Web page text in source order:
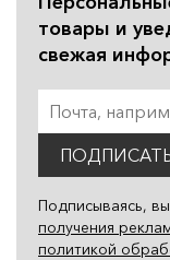
товары и
свежая
Подписываясь,
получения
политикой